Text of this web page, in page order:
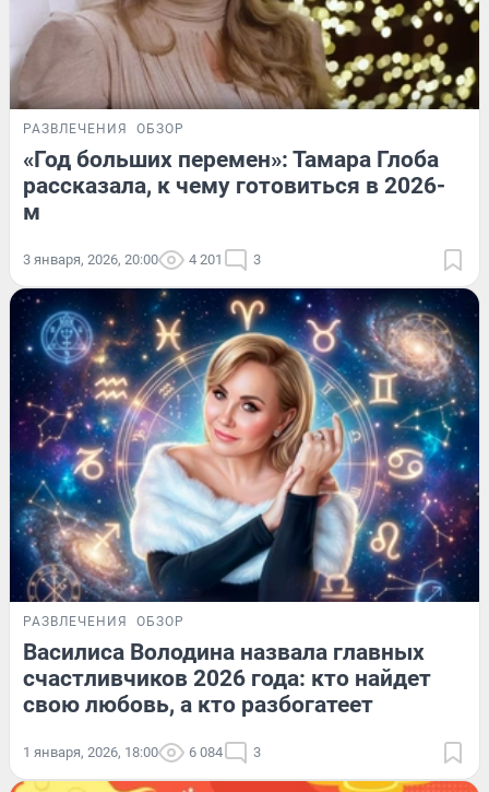
РАЗВЛЕЧЕНИЯ ОБЗОР
«Год больших перемен»: Тамара Глоба
рассказала, к чему готовиться в 2026-
м
3 января, 2026, 20:00 4 201 3
РАЗВЛЕЧЕНИЯ ОБЗОР
Василиса Володина назвала главных
счастливчиков 2026 года: кто найдет
свою любовь, а кто разбогатеет
1 января, 2026, 18:00 6 084 3